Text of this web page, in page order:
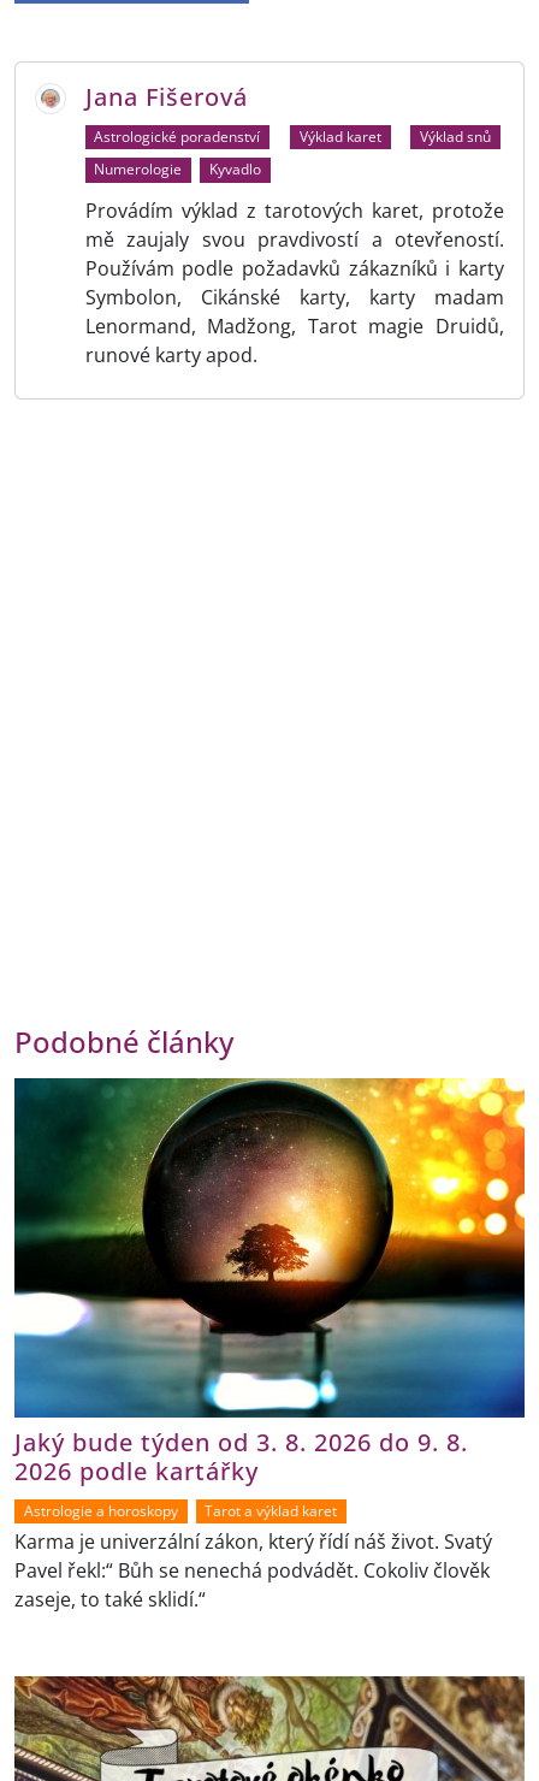
Jana Fišerová
Astrologické poradenství Výklad karet
Výklad snů
Numerologie
Kyvadlo
Provádím výklad z tarotových karet, protože
mě zaujaly svou pravdivostí a otevřeností.
Používám podle požadavků zákazníků i karty
Symbolon, Cikánské karty, karty madam
Lenormand, Madžong, Tarot magie Druidů,
runové karty apod.
Podobné články
Jaký bude týden od 3. 8. 2026 do 9. 8.
2026 podle kartářky
Astrologie a horoskopy Tarot a výklad karet
Karma je univerzální zákon, který řídí náš život. Svatý
Pavel řekl:“ Bůh se nenechá podvádět. Cokoliv člověk
zaseje, to také sklidí.“